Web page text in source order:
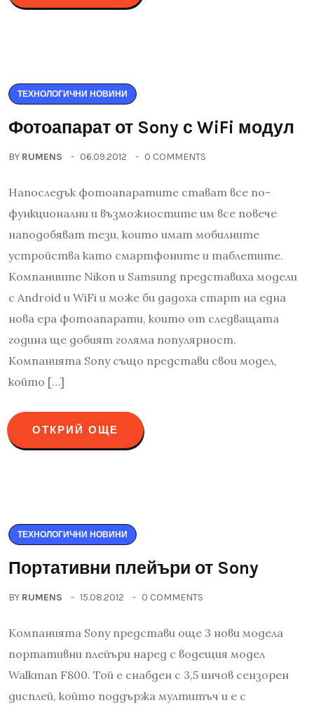
ТЕХНОЛОГИЧНИ НОВИНИ
Фотоапарат от Sony с WiFi модул
BY RUMENS 06.09.2012 0 COMMENTS
Напоследък фотоапаратите стават все по-
функционални и възможностите им все повече
наподобяват тези, които имат мобилните
устройства като смартфоните и таблетите.
Компаниите Nikon и Samsung представиха модели
с Android и WiFi и може би дадоха старт на една
нова ера фотоапарати, които от следващата
година ще добият голяма популярност.
Компанията Sony също представи свои модел,
който […]
ОТКРИЙ ОЩЕ
ТЕХНОЛОГИЧНИ НОВИНИ
Портативни плейъри от Sony
BY RUMENS 15.08.2012 0 COMMENTS
Компанията Sony представи още 3 нови модела
портативни плейъри наред с водещия модел
Walkman F800. Той е снабден с 3,5 инчов сензорен
дисплей, който поддържа мултитъч и е с